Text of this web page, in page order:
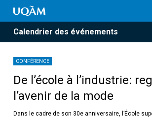
Calendrier des événements
CONFÉRENCE
De l’école à l’industrie:
l’avenir de la mode
Dans le cadre de son 30e anniversaire, l’École